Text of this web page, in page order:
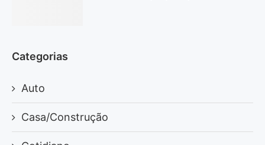
Categorias
Auto
Casa/Construção